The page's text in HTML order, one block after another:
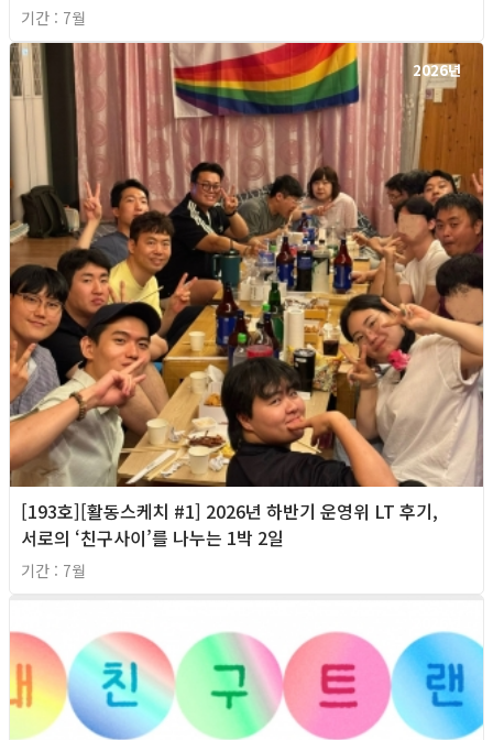
기간 : 7월
2026년
[193호][활동스케치 #1] 2026년 하반기 운영위 LT 후기,
서로의 ‘친구사이’를 나누는 1박 2일
기간 : 7월